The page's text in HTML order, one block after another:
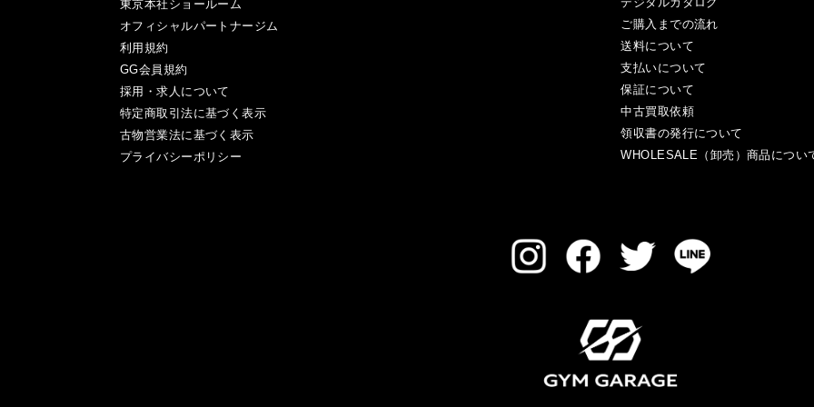
東京本社ショールーム
オフィシャルパートナージム
利用規約
GG会員規約
採用・求人について
特定商取引法に基づく表示
古物営業法に基づく表示
プライバシーポリシー
ご購入までの流れ
送料について
支払いについて
保証について
中古買取依頼
領収書の発行について
WHOLESALE（卸売）商品につい